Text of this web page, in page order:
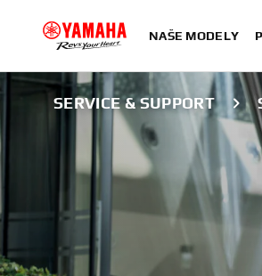
NAŠE MODELY
SERVICE & SUPPORT